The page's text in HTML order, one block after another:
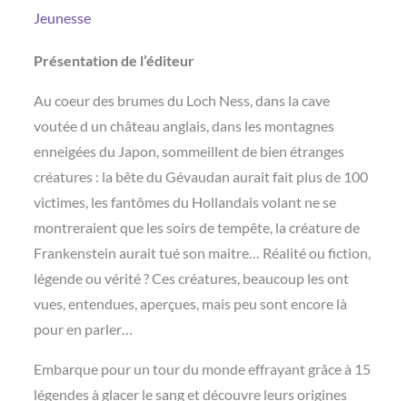
Jeunesse
Présentation de l’éditeur
Au coeur des brumes du Loch Ness, dans la cave
voutée d un château anglais, dans les montagnes
enneigées du Japon, sommeillent de bien étranges
créatures : la bête du Gévaudan aurait fait plus de 100
victimes, les fantômes du Hollandais volant ne se
montreraient que les soirs de tempête, la créature de
Frankenstein aurait tué son maitre… Réalité ou fiction,
légende ou vérité ? Ces créatures, beaucoup les ont
vues, entendues, aperçues, mais peu sont encore là
pour en parler…
Embarque pour un tour du monde effrayant grâce à 15
légendes à glacer le sang et découvre leurs origines